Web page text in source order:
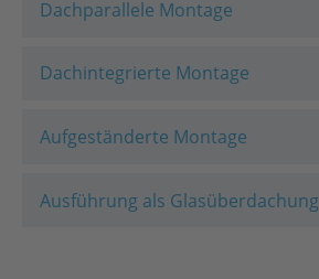
Dachparallele Montage
Dachintegrierte Montage
Aufgeständerte Montage
Ausführung als Glasüberdachung